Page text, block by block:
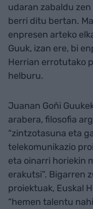
udaran zabaldu
berri ditu bertan.
enpresen arteko
Guuk, izan ere, bi
Herrian errotutako
helburu.
Juanan Goñi
arabera, filosofia
“zintzotasuna eta
telekomunikazio
eta oinarri horiekin
erakutsi”. Bigarren
proiektuak, Euskal
“hemen talentu